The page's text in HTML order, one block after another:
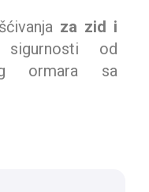
za zid i
od
ormara sa